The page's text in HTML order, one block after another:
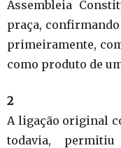
Assembleia
praça,
primeiramente,
como produto de
2
A ligação original
todavia,